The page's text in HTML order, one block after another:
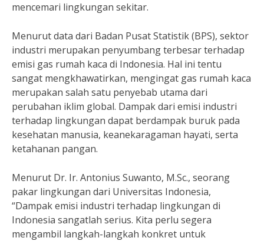
mencemari lingkungan sekitar.
Menurut data dari Badan Pusat Statistik (BPS), sektor
industri merupakan penyumbang terbesar terhadap
emisi gas rumah kaca di Indonesia. Hal ini tentu
sangat mengkhawatirkan, mengingat gas rumah kaca
merupakan salah satu penyebab utama dari
perubahan iklim global. Dampak dari emisi industri
terhadap lingkungan dapat berdampak buruk pada
kesehatan manusia, keanekaragaman hayati, serta
ketahanan pangan.
Menurut Dr. Ir. Antonius Suwanto, M.Sc., seorang
pakar lingkungan dari Universitas Indonesia,
“Dampak emisi industri terhadap lingkungan di
Indonesia sangatlah serius. Kita perlu segera
mengambil langkah-langkah konkret untuk